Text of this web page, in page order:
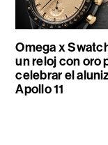
Omega x
un reloj con oro
celebrar el
Apollo 11